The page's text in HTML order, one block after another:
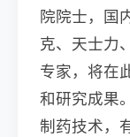
院院士，国
克、天士力
专家，将在
和研究成果
制药技术，